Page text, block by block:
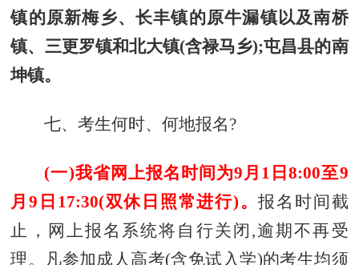
镇的原新梅乡、长丰镇的原牛漏镇以及南桥
镇、三更罗镇和北大镇(含禄马乡);屯昌县的南
坤镇。
七、考生何时、何地报名?
(一)我省网上报名时间为9月1日8:00至9
月9日17:30(双休日照常进行)。报名时间截
止，网上报名系统将自行关闭,逾期不再受
理。凡参加成人高考(含免试入学)的考生均须